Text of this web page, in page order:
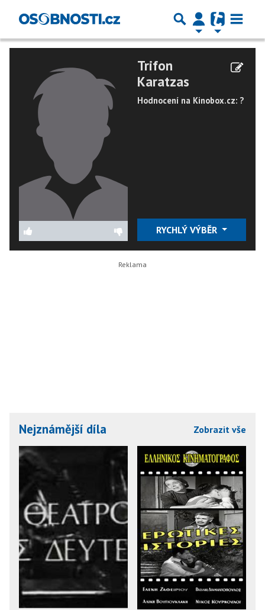
Trifon
Karatzas
Hodnocení na Kinobox.cz: ?
RYCHLÝ VÝBĚR
Nejznámější díla Zobrazit vše